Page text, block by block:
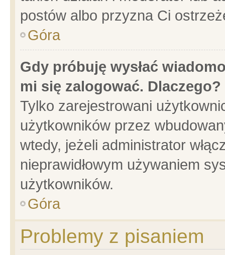
postów albo przyzna Ci
Góra
Gdy próbuję wysłać
mi się zalogować. Dlaczego?
Tylko zarejestrowani
użytkowników przez
wtedy, jeżeli administrator
nieprawidłowym używaniem
użytkowników.
Góra
Problemy z pisaniem